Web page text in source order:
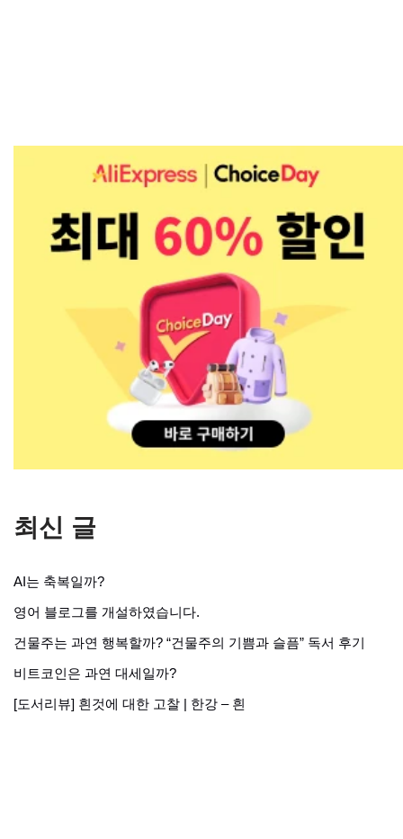
최신 글
AI는 축복일까?
영어 블로그를 개설하였습니다.
건물주는 과연 행복할까? “건물주의 기쁨과 슬픔” 독서 후기
비트코인은 과연 대세일까?
[도서리뷰] 흰것에 대한 고찰 | 한강 – 흰